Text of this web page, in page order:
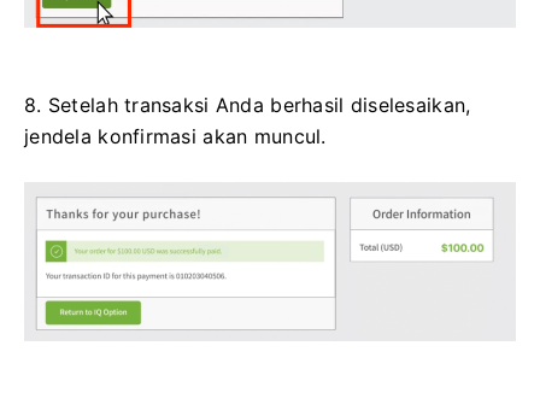
8. Setelah transaksi Anda berhasil diselesaikan,
jendela konfirmasi akan muncul.